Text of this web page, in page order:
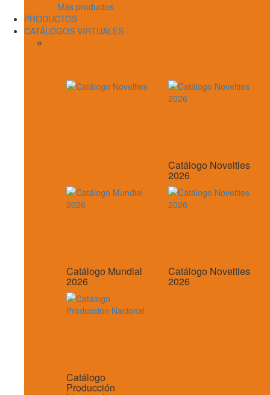
Más productos
PRODUCTOS
CATÁLOGOS VIRTUALES
Catálogo Novelties
2026
Catálogo Mundial
2026
Catálogo Novelties
2026
Catálogo
Producción